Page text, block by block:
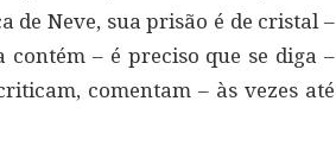
de Neve, sua prisão é de cristal –
contém – é preciso que se diga –
comentam – às vezes até